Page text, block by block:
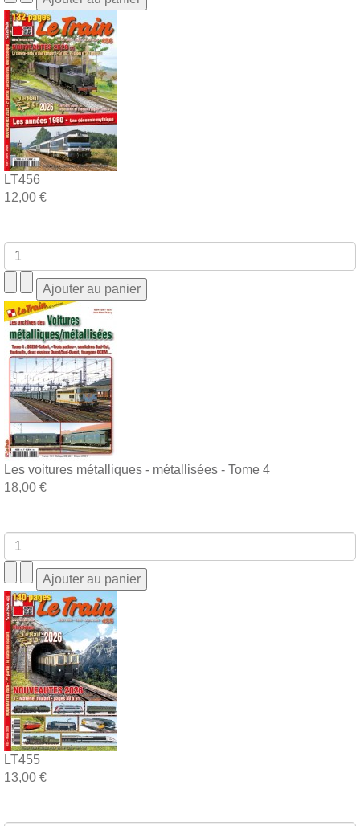
LT456
12,00 €
Les voitures métalliques - métallisées - Tome 4
18,00 €
LT455
13,00 €